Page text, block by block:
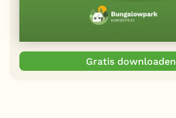
Gratis downloaden